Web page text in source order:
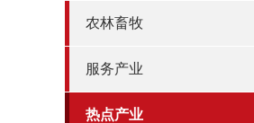
农林畜牧
服务产业
热点产业